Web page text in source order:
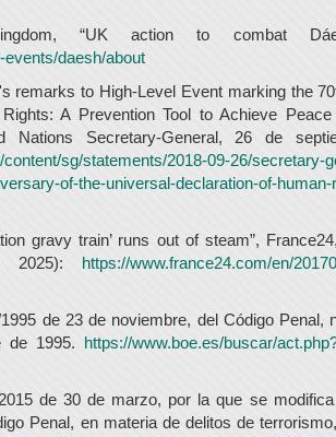
“UK action to combat
daesh/about
remarks to High-Level Event marking the
A Prevention Tool to Achieve Peace
Nations Secretary-General, 26 de
sg/statements/2018-09-26/secretary-
of-the-universal-declaration-of-
gravy train’ runs out of steam”,
2025): https://www.france24.com/en/
de 23 de noviembre, del Código Penal,
de 1995. https://www.boe.es/buscar/
de 30 de marzo, por la que se
Penal, en materia de delitos de